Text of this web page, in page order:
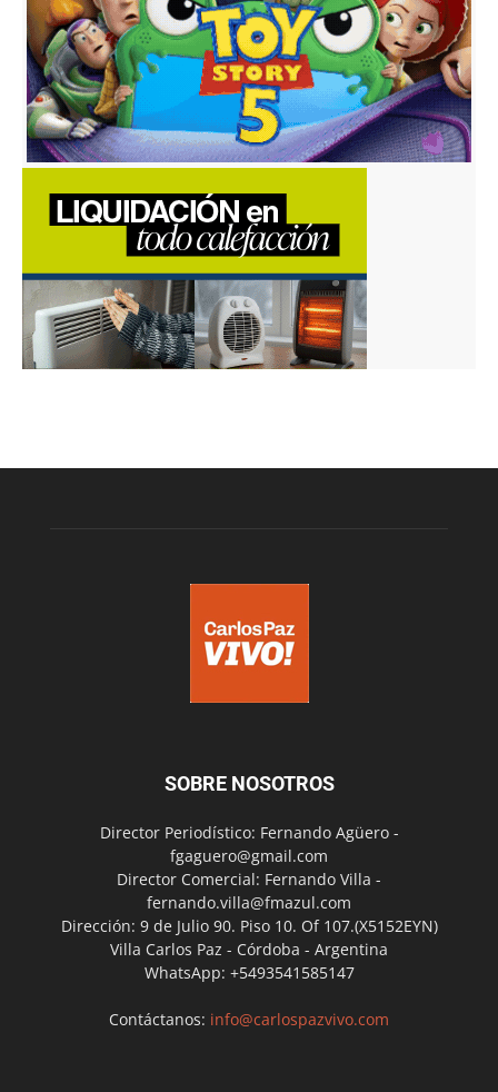
SOBRE NOSOTROS
Director Periodístico: Fernando Agüero -
fgaguero@gmail.com
Director Comercial: Fernando Villa -
fernando.villa@fmazul.com
Dirección: 9 de Julio 90. Piso 10. Of 107.(X5152EYN)
Villa Carlos Paz - Córdoba - Argentina
WhatsApp: +5493541585147
Contáctanos: info@carlospazvivo.com